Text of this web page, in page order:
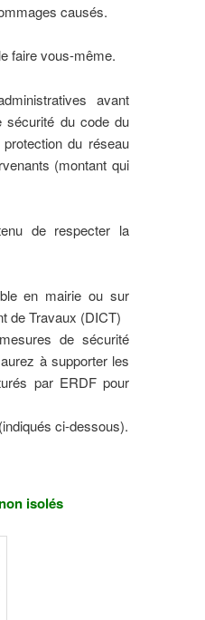
causés.
faire vous-même.
avant
sécurité du code du
du réseau
(montant qui
de respecter la
en mairie ou sur
de Travaux (DICT)
de sécurité
à supporter les
par ERDF pour
ci-dessous).
isolés